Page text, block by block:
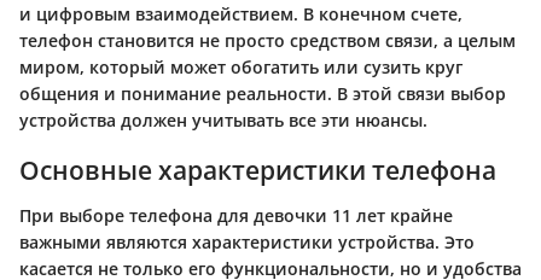
и цифровым взаимодействием. В конечном счете,
телефон становится не просто средством связи, а целым
миром, который может обогатить или сузить круг
общения и понимание реальности. В этой связи выбор
устройства должен учитывать все эти нюансы.
Основные характеристики телефона
При выборе телефона для девочки 11 лет крайне
важными являются характеристики устройства. Это
касается не только его функциональности, но и удобства